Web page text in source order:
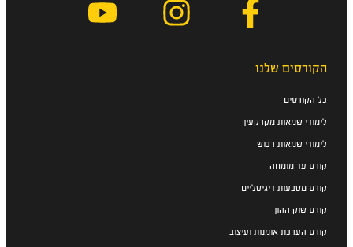
הקורסים שלנו
כל הקורסים
לימודי שמאות מקרקעין
לימודי שמאות רכוש
קורס עד מומחה
קורס מטבעות דיגיטליים
קורס שוק ההון
קורס הערכת אומנות ועיצוב